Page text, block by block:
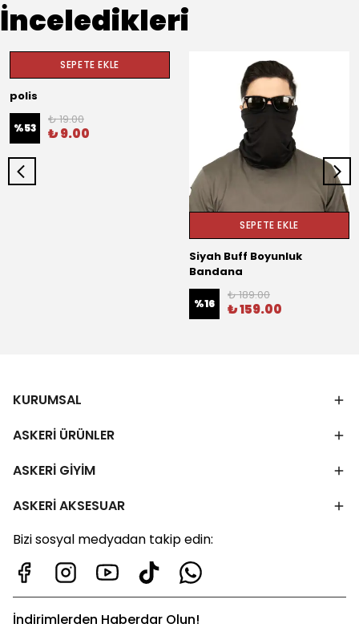
İnceledikleri
SEPETE EKLE
polis
%53
₺ 19.00
₺ 9.00
SEPETE EKLE
Siyah Buff Boyunluk
Bandana
%16
₺ 189.00
₺ 159.00
KURUMSAL
ASKERİ ÜRÜNLER
ASKERİ GİYİM
ASKERİ AKSESUAR
Bizi sosyal medyadan takip edin:
İndirimlerden Haberdar Olun!